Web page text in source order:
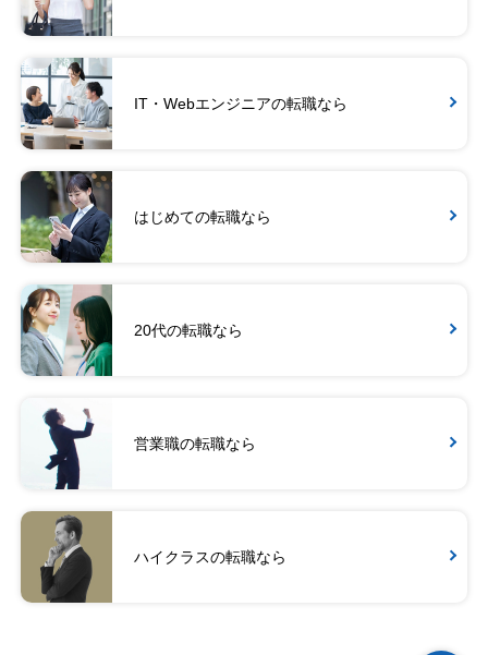
IT・Webエンジニアの転職なら
はじめての転職なら
20代の転職なら
営業職の転職なら
ハイクラスの転職なら